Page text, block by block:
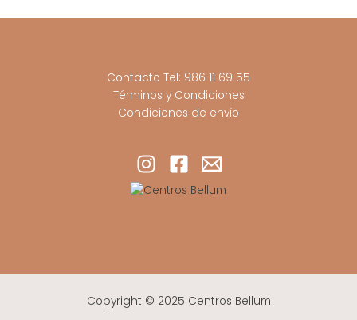
Contacto Tel: 986 11 69 55
Términos y Condiciones
Condiciones de envío
Copyright © 2025 Centros Bellum